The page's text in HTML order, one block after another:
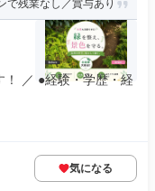
で残業なし／賞与あり
！ ／ ●経験・学歴・経
気になる